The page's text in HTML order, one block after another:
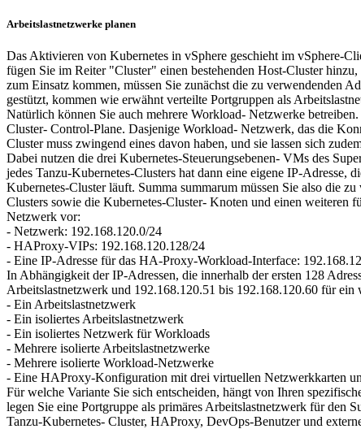
Arbeitslastnetzwerke planen
Das Aktivieren von Kubernetes in vSphere geschieht im vSphere-
fügen Sie im Reiter "Cluster" einen bestehenden Host-Cluster
zum Einsatz kommen, müssen Sie zunächst die zu verwendenden
gestützt, kommen wie erwähnt verteilte Portgruppen als
Natürlich können Sie auch mehrere Workload- Netzwerke
Cluster- Control-Plane. Dasjenige Workload- Netzwerk, das die
Cluster muss zwingend eines davon haben, und sie lassen sich
Dabei nutzen die drei Kubernetes-Steuerungsebenen- VMs des
jedes Tanzu-Kubernetes-Clusters hat dann eine eigene IP-Adresse,
Kubernetes-Cluster läuft. Summa summarum müssen Sie also die
Clusters sowie die Kubernetes-Cluster- Knoten und einen
Netzwerk vor:
- Netzwerk: 192.168.120.0/24
- HAProxy-VIPs: 192.168.120.128/24
- Eine IP-Adresse für das HA-Proxy-Workload-Interface:
In Abhängigkeit der IP-Adressen, die innerhalb der ersten 128
Arbeitslastnetzwerk und 192.168.120.51 bis 192.168.120.60 für
- Ein Arbeitslastnetzwerk
- Ein isoliertes Arbeitslastnetzwerk
- Ein isoliertes Netzwerk für Workloads
- Mehrere isolierte Arbeitslastnetzwerke
- Mehrere isolierte Workload-Netzwerke
- Eine HAProxy-Konfiguration mit drei virtuellen Netzwerkkarten
Für welche Variante Sie sich entscheiden, hängt von Ihren
legen Sie eine Portgruppe als primäres Arbeitslastnetzwerk für den
Tanzu-Kubernetes- Cluster, HAProxy, DevOps-Benutzer und